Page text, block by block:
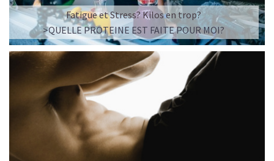
souvent possible et sans sucre ajouté. Des encas sains,
nutritifs et gourmands à prendre ✔️pour un petit-
déjeuner rapide et équilibré ✔️pour un petit coup de
fouet avant le sport ✔️pour une collation sportive et
protéinée après l'entraînement et ✔️ à tout moment de
la journée. Parfaites aussi pour vous accompagner sur
vos Aventures et vos prochains défis!
Et le meilleur de tout, c'est qu'elles sont aussi
délicieuses qu'une friandise! Avec une explosion de
saveurs, elles combleront instantanément vos envies
chocolatées ou fruitées qui peuvent survenir n'importe
où, n'importe quand.
Fatigue et Stress? Kilos en trop?
>QUELLE PROTEINE EST FAITE POUR MOI?